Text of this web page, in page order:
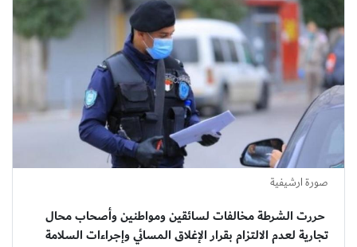
صورة ارشيفية
حررت الشرطة مخالفات لسائقين ومواطنين وأصحاب محال
تجارية لعدم الالتزام بقرار الإغلاق المسائي وإجراءات السلامة